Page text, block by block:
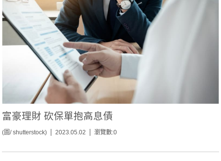
富豪理財 砍保單抱高息債
(圖/ shutterstock) 2023.05.02 瀏覽數:0